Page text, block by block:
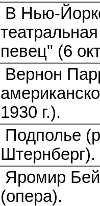
В Нью-
певец" (6
Вернон
1930 г.).
Подполье
Штернберг).
Яромир
(опера).